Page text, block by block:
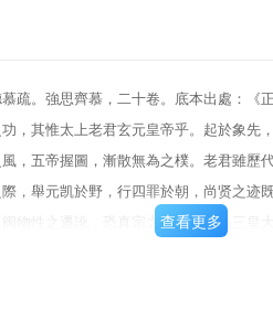
疏。強思齊慕，二十卷。底本出處：《
，其惟太上老君玄元皇帝乎。起於象先
，五帝握圖，漸散無為之樸。老君雖歷
，舉元凯於野，行四罪於朝，尚贤之迹
物性之遷訛，恐真宗之陵替，以為三皇
查看更多